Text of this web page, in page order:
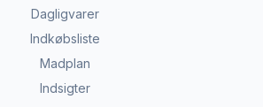
Dagligvarer
Indkøbsliste
Madplan
Indsigter